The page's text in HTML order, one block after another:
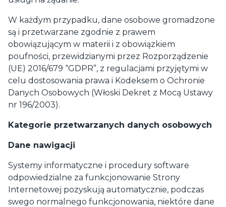
W każdym przypadku, dane osobowe gromadzone
są i przetwarzane zgodnie z prawem
obowiązującym w materii i z obowiązkiem
poufności, przewidzianymi przez Rozporządzenie
(UE) 2016/679 “GDPR”, z regulacjami przyjętymi w
celu dostosowania prawa i Kodeksem o Ochronie
Danych Osobowych (Włoski Dekret z Mocą Ustawy
nr 196/2003).
Kategorie przetwarzanych danych osobowych
Dane nawigacji
Systemy informatyczne i procedury software
odpowiedzialne za funkcjonowanie Strony
Internetowej pozyskują automatycznie, podczas
swego normalnego funkcjonowania, niektóre dane